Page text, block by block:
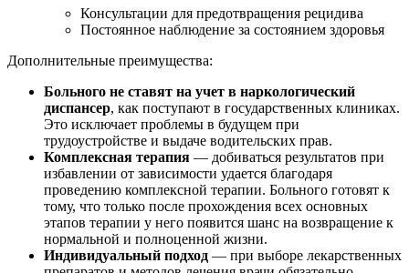
Консультации для предотвращения рецидива
Постоянное наблюдение за состоянием здоровья
Дополнительные преимущества:
Больного не ставят на учет в наркологический
диспансер, как поступают в государственных клиниках.
Это исключает проблемы в будущем при
трудоустройстве и выдаче водительских прав.
Комплексная терапия — добиваться результатов при
избавлении от зависимости удается благодаря
проведению комплексной терапии. Больного готовят к
тому, что только после прохождения всех основных
этапов терапии у него появится шанс на возвращение к
нормальной и полноценной жизни.
Индивидуальный подход — при выборе лекарственных